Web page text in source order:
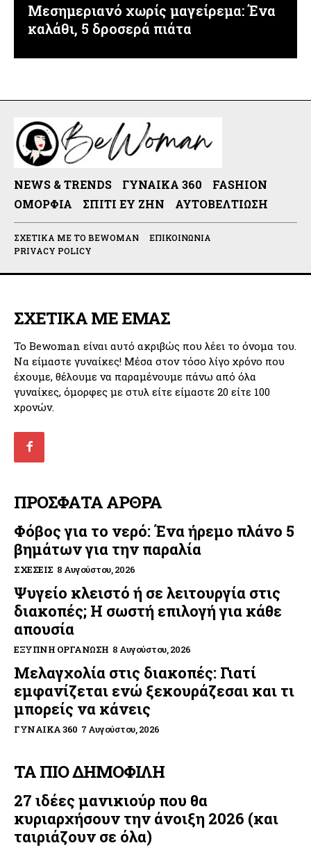
Μεσημεριανό χωρίς μαγείρεμα: Ένα
καλάθι, 5 δροσερά πιάτα
NEWS & TRENDS ΓΥΝΑΊΚΑ 360
FASHION
ΟΜΟΡΦΙΆ
ΣΠΊΤΙ ΕΥ ΖΗΝ ΑΥΤΟΒΕΛΤΊΩΣΗ
ΣΧΕΤΙΚΆ ΜΕ ΤΟ BEWOMAN
ΕΠΙΚΟΙΝΩΝΊΑ
PRIVACY POLICY
ΣΧΕΤΙΚΑ ΜΕ ΕΜΑΣ
Το Bewoman είναι αυτό ακριβώς που λέει το όνομα του.
Να είμαστε γυναίκες! Μέσα στον τόσο λίγο χρόνο που
έχουμε, θέλουμε να παραμένουμε πάνω από όλα
γυναίκες, όμορφες με στυλ είτε είμαστε 20 είτε 100
χρονών.
ΠΡΟΣΦΑΤΑ ΑΡΘΡΑ
Φόβος για το νερό: Ένα ήρεμο πλάνο 5
βημάτων για την παραλία
ΣΧΈΣΕΙΣ 8 Αυγούστου, 2026
Ψυγείο κλειστό ή σε λειτουργία στις
διακοπές; Η σωστή επιλογή για κάθε
απουσία
ΈΞΥΠΝΗ ΟΡΓΆΝΩΣΗ 8 Αυγούστου, 2026
Μελαγχολία στις διακοπές: Γιατί
εμφανίζεται ενώ ξεκουράζεσαι και τι
μπορείς να κάνεις
ΓΥΝΑΊΚΑ 360 7 Αυγούστου, 2026
ΤΑ ΠΙΟ ΔΗΜΟΦΙΛΗ
27 ιδέες μανικιούρ που θα
κυριαρχήσουν την άνοιξη 2026 (και
ταιριάζουν σε όλα)